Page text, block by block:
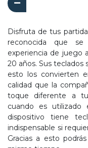
Disfruta de tus
reconocida que
experiencia de juego
20 años. Sus
esto los convierten
calidad que la
toque diferente a
cuando es utilizado
dispositivo tiene
indispensable si
Gracias a esto